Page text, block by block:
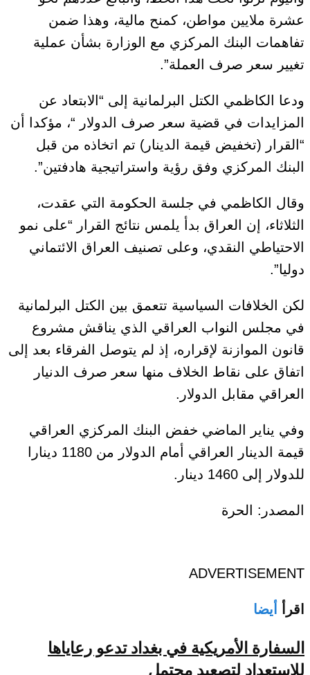
عشرة ملايين مواطن، كمنح مالية، وهذا ضمن
تفاهمات البنك المركزي مع الوزارة بشأن عملية
تغيير سعر صرف العملة”.
ودعا الكاظمي الكتل البرلمانية إلى “الابتعاد عن
المزايدات في قضية سعر صرف الدولار “، مؤكدا أن
“القرار (تخفيض قيمة الدينار) تم اتخاذه من قبل
البنك المركزي وفق رؤية واستراتيجية هادفتين”.
وقال الكاظمي في جلسة الحكومة التي عقدت،
الثلاثاء، إن العراق بدأ يلمس نتائج القرار “على نمو
الاحتياطي النقدي، وعلى تصنيف العراق الائتماني
دوليا”.
لكن الخلافات السياسية تتعمق بين الكتل البرلمانية
في مجلس النواب العراقي الذي يناقش مشروع
قانون الموازنة لإقراره، إذ لم يتوصل الفرقاء بعد إلى
اتفاق على نقاط الخلاف منها سعر صرف الدنيار
العراقي مقابل الدولار.
وفي يناير الماضي خفض البنك المركزي العراقي
قيمة الدينار العراقي أمام الدولار من 1180 دينارا
للدولار إلى 1460 دينار.
المصدر: الحرة
ADVERTISEMENT
اقرأ أيضا
السفارة الأمريكية في بغداد تدعو رعاياها
للاستعداد لتصعيد محتمل